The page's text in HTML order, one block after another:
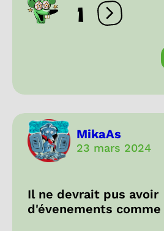
1 Ouvrir les
MikaAs
23 mars 2024
Il ne devrait pus avoir
d'évenements comme